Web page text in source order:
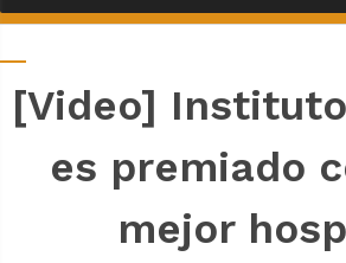
[Video]
es premiado
mejor